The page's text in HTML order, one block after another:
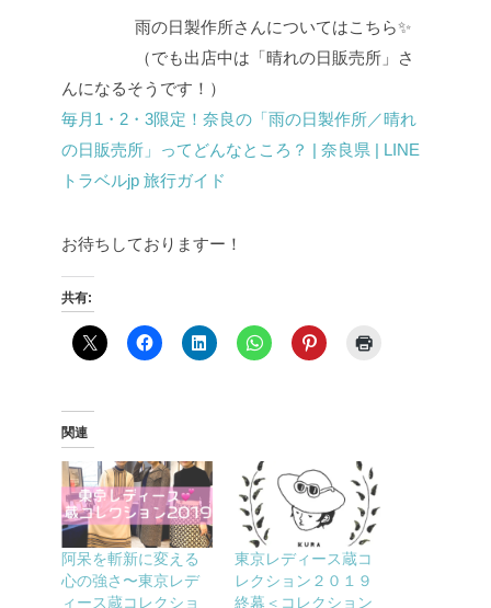
雨の日製作所さんについてはこちら✨
（でも出店中は「晴れの日販売所」さ
んになるそうです！）
毎月1・2・3限定！奈良の「雨の日製作所／晴れ
の日販売所」ってどんなところ？ | 奈良県 | LINE
トラベルjp 旅行ガイド
お待ちしておりますー！
共有:
関連
阿呆を斬新に変える
心の強さ〜東京レデ
ィース蔵コレクショ
東京レディース蔵コ
レクション２０１９
終幕＜コレクション